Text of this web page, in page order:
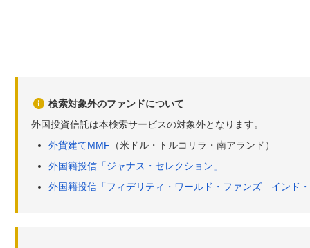
検索対象外のファンドについて
外国投資信託は本検索サービスの対象外となります。
外貨建てMMF （米ドル・トルコリラ・南アランド）
外国籍投信「ジャナス・セレクション」
外国籍投信「フィデリティ・ワールド・ファンズ インド